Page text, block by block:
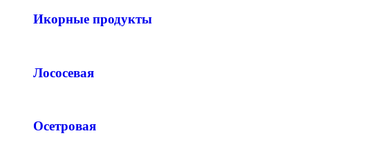
Икорные продукты
Лососевая
Осетровая